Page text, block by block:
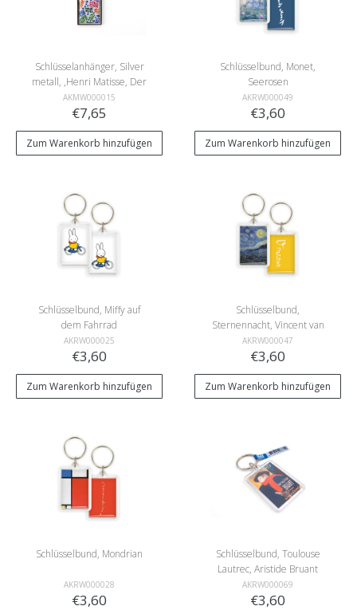
Schlüsselanhänger, Silver
metall, ,Henri Matisse, Der
Papagei und die
Meerjungfrau
AKMW000015
€7,65
Zum Warenkorb hinzufügen
Schlüsselbund, Monet,
Seerosen
AKRW000049
€3,60
Zum Warenkorb hinzufügen
Schlüsselbund, Miffy auf
dem Fahrrad
AKRW000025
€3,60
Zum Warenkorb hinzufügen
Schlüsselbund,
Sternennacht, Vincent van
Gogh
AKRW000047
€3,60
Zum Warenkorb hinzufügen
Schlüsselbund, Mondrian
AKRW000028
€3,60
Schlüsselbund, Toulouse
Lautrec, Aristide Bruant
Ambassadeurs
AKRW000069
€3,60